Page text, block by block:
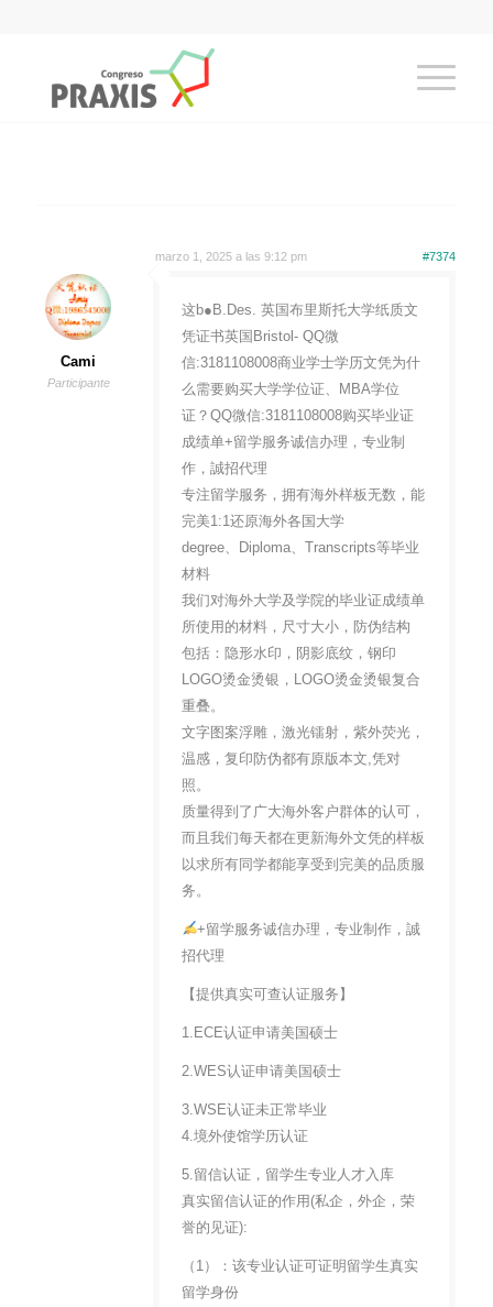
marzo 1, 2025 a las 9:12 pm #7374
Cami
Participante
这b●B.Des. 英国布里斯托大学纸质文
凭证书英国Bristol- QQ微
信:3181108008商业学士学历文凭为什
么需要购买大学学位证、MBA学位
证？QQ微信:3181108008购买毕业证
成绩单+留学服务诚信办理，专业制
作，誠招代理
专注留学服务，拥有海外样板无数，能
完美1:1还原海外各国大学
degree、Diploma、Transcripts等毕业
材料
我们对海外大学及学院的毕业证成绩单
所使用的材料，尺寸大小，防伪结构
包括：隐形水印，阴影底纹，钢印
LOGO烫金烫银，LOGO烫金烫银复合
重叠。
文字图案浮雕，激光镭射，紫外荧光，
温感，复印防伪都有原版本文,凭对
照。
质量得到了广大海外客户群体的认可，
而且我们每天都在更新海外文凭的样板
以求所有同学都能享受到完美的品质服
务。
+留学服务诚信办理，专业制作，誠
招代理
【提供真实可查认证服务】
1.ECE认证申请美国硕士
2.WES认证申请美国硕士
3.WSE认证未正常毕业
4.境外使馆学历认证
5.留信认证，留学生专业人才入库
真实留信认证的作用(私企，外企，荣
誉的见证):
（1）：该专业认证可证明留学生真实
留学身份